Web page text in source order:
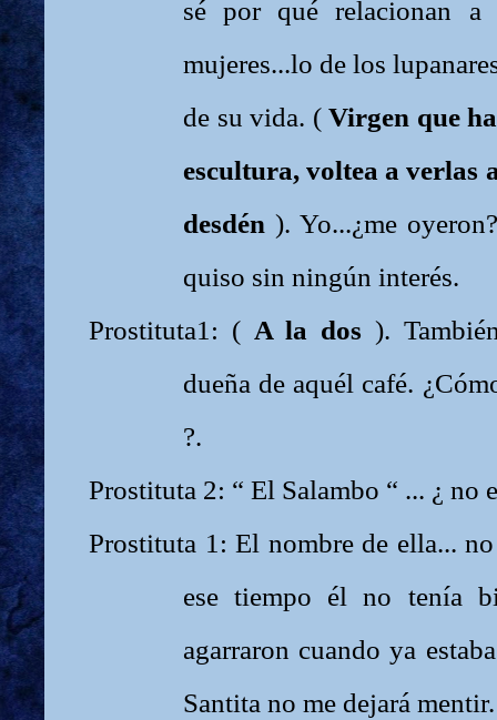
sé por qué relacionan a
mujeres...lo de los
de su vida. (Virgen que
escultura, voltea a verlas
desdén ). Yo...¿me
quiso sin ningún interés.
Prostituta1: ( A la dos).
dueña de aquél café.
?.
Prostituta 2: “ El Salambo “ ... ¿ no
Prostituta 1: El nombre de ella...
ese tiempo él no tenía
agarraron cuando ya
Santita no me dejará mentir.